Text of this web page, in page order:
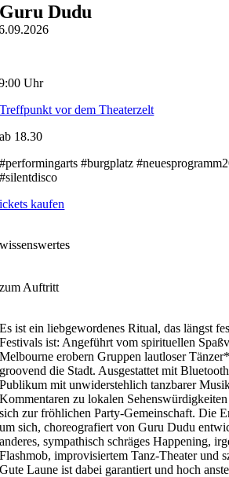
Guru Dudu
Uhr
Treffpunkt vor dem Theaterzelt
ab 18.30
#performingarts #burgplatz
#silentdisco
kaufen
wissenswertes
zum Auftritt
Es ist ein liebgewordenes Ritual, das längst
Festivals ist: Angeführt vom spirituellen
Melbourne erobern Gruppen lautloser
groovend die Stadt. Ausgestattet mit
Publikum mit unwiderstehlich tanzbarer
Kommentaren zu lokalen
sich zur fröhlichen Party-Gemeinschaft. Die
um sich, choreografiert von Guru Dudu
anderes, sympathisch schräges Happening,
Flashmob, improvisiertem Tanz-Theater und
Gute Laune ist dabei garantiert und hoch